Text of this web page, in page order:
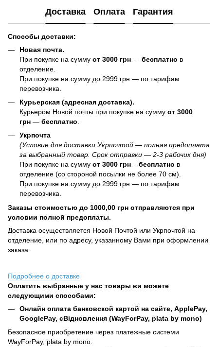
Доставка Оплата Гарантия
Способы доставки:
Новая почта.
При покупке на сумму от 3000 грн — бесплатно в
отделение.
При покупке на сумму до 2999 грн — по тарифам
перевозчика.
Курьерская (адресная доставка).
Курьером Новой почты при покупке на сумму от 3000
грн — бесплатно
Укрпочта
(Условие для доставки Укрпочтой — полная предоплата
за выбранный товар. Срок отправки — 2-3 рабочих дня)
При покупке на сумму от 3000 грн – бесплатно в
отделение (со стороной посылки не более 70 см).
При покупке на сумму до 2999 грн — по тарифам
перевозчика.
Заказы стоимостью до 1000,00 грн отправляются при
условии полной предоплаты.
Доставка осуществляется Новой Почтой или Укрпочтой на
отделение, или по адресу, указанному Вами при оформлении
заказа.
Подробнее о доставке
Оплатить выбранные у нас товары ви можете
следующими способами:
Онлайн оплата банковской картой на сайте, ApplePay,
GooglePay, єВідновлення (WayForPay, plata by mono)
Безопасное приобретение через платежные системи
WayForPay, plata by mono.